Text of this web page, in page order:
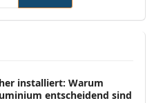
installiert: Warum
entscheidend sind